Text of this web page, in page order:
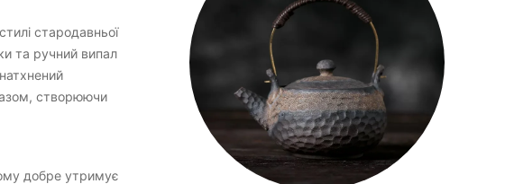
стародавньої
та ручний випал
створюючи
добре утримує